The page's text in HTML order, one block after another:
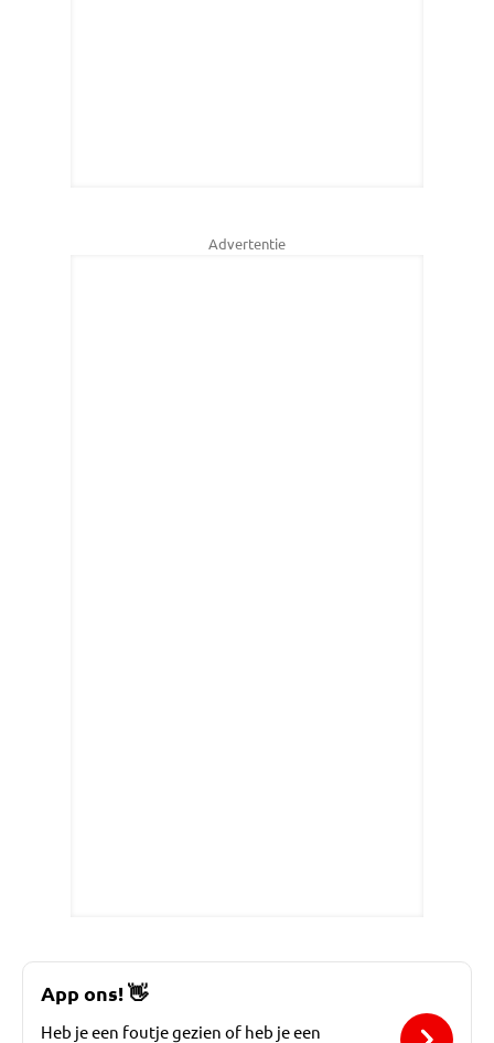
Advertentie
App ons! 👋
Heb je een foutje gezien of heb je een